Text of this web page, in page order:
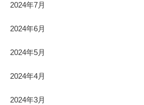
2024年7月
2024年6月
2024年5月
2024年4月
2024年3月